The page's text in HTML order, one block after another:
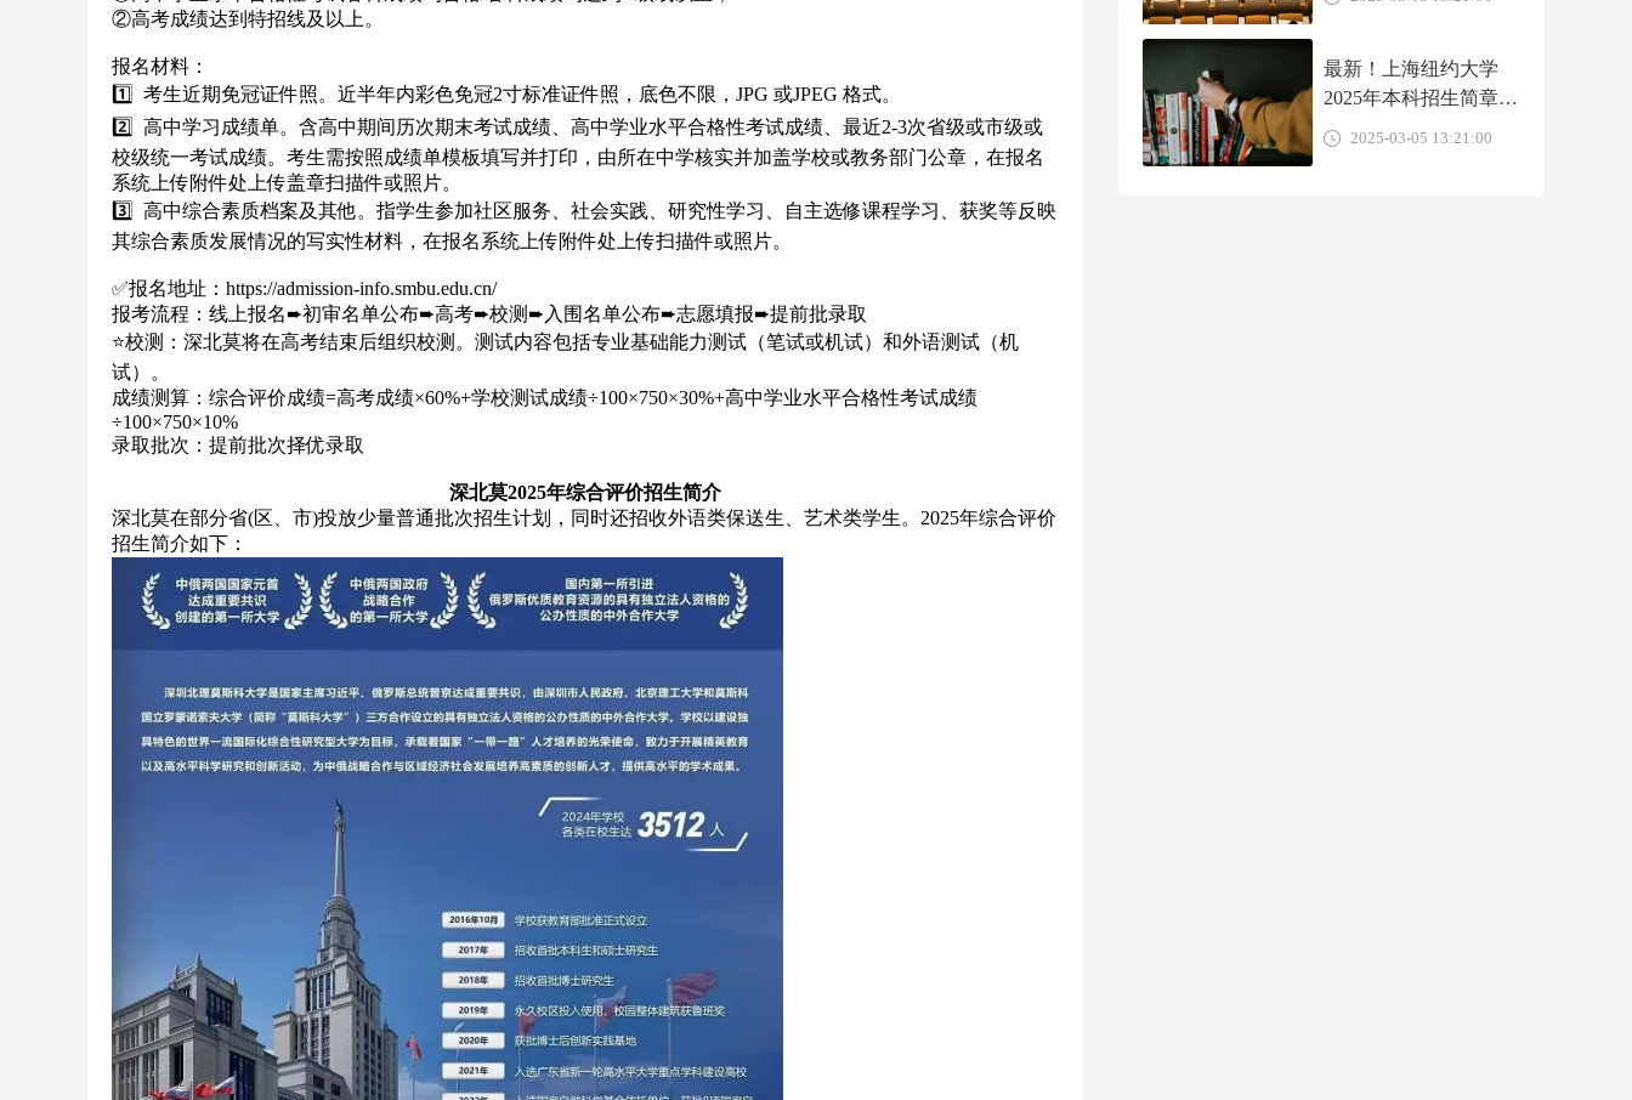
②高考成绩达到特招线及以上。
报名材料：
1️⃣ 考生近期免冠证件照。近半年内彩色免冠2寸标准证件照，底色不限，JPG 或JPEG 格式。
2️⃣ 高中学习成绩单。含高中期间历次期末考试成绩、高中学业水平合格性考试成绩、最近2-3次省级或市级或
校级统一考试成绩。考生需按照成绩单模板填写并打印，由所在中学核实并加盖学校或教务部门公章，在报名
系统上传附件处上传盖章扫描件或照片。
3️⃣ 高中综合素质档案及其他。指学生参加社区服务、社会实践、研究性学习、自主选修课程学习、获奖等反映
其综合素质发展情况的写实性材料，在报名系统上传附件处上传扫描件或照片。
✅报名地址：https://admission-info.smbu.edu.cn/
报考流程：线上报名➨初审名单公布➨高考➨校测➨入围名单公布➨志愿填报➨提前批录取
⭐校测：深北莫将在高考结束后组织校测。测试内容包括专业基础能力测试（笔试或机试）和外语测试（机
试）。
成绩测算：综合评价成绩=高考成绩×60%+学校测试成绩÷100×750×30%+高中学业水平合格性考试成绩
÷100×750×10%
录取批次：提前批次择优录取
深北莫2025年综合评价招生简介
深北莫在部分省(区、市)投放少量普通批次招生计划，同时还招收外语类保送生、艺术类学生。2025年综合评价
招生简介如下：
最新！上海纽约大学
2025年本科招生简章
（中国大陆学生）
2025-03-05 13:21:00